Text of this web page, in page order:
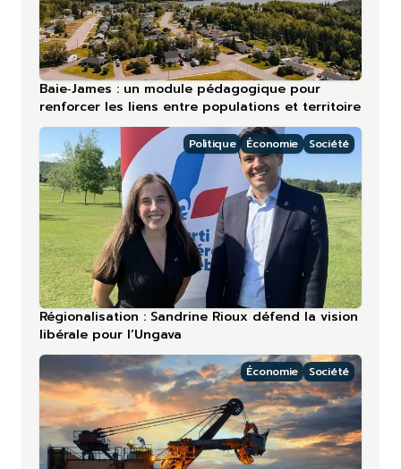
Baie‑James : un module pédagogique pour
renforcer les liens entre populations et territoire
Politique Économie Société
Régionalisation : Sandrine Rioux défend la vision
libérale pour l’Ungava
Économie Société